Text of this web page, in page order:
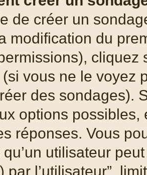
de créer un
modification du
cliquez
vous ne le voyez
des sondages).
options
réponses. Vous
utilisateur
par l’utilisateur”,